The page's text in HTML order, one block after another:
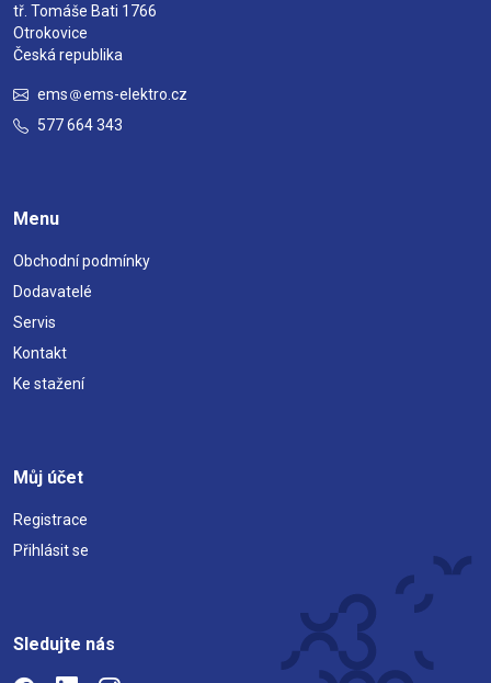
tř. Tomáše Bati 1766
Otrokovice
Česká republika
ems
ems-elektro.cz
577 664 343
Menu
Obchodní podmínky
Dodavatelé
Servis
Kontakt
Ke stažení
Můj účet
Registrace
Přihlásit se
Sledujte nás